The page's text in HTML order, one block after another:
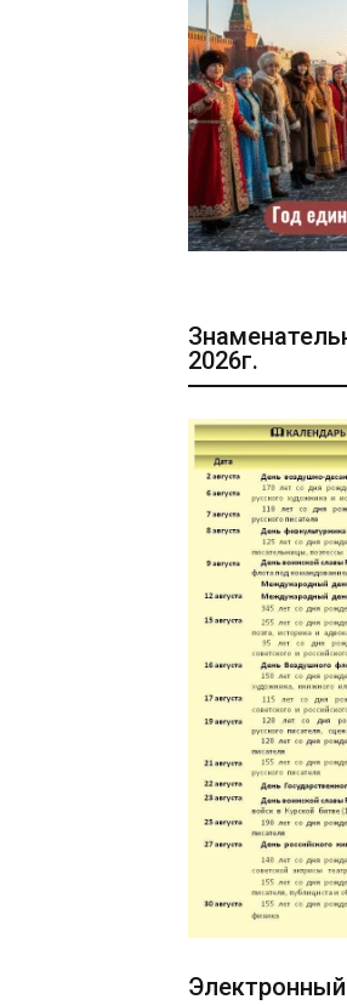
2026г.